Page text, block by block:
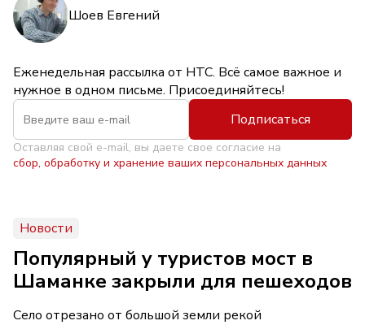
Шоев Евгений
Еженедельная рассылка от НТС. Всё самое важное и
нужное в одном письме. Присоединяйтесь!
Подписаться
Оставляя свой e-mail, вы даете свое согласие на
сбор, обработку и хранение ваших персональных данных
Новости
Популярный у туристов мост в
Шаманке закрыли для пешеходов
Село отрезано от большой земли рекой